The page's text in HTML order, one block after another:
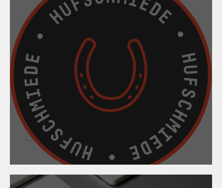
11. März 2026
Hufbeschlagskurs